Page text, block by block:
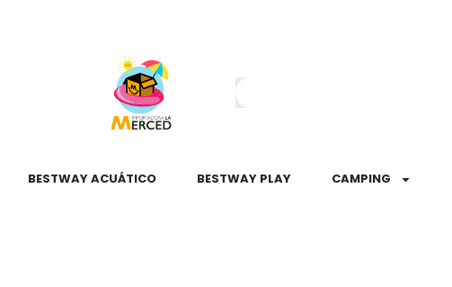
BESTWAY ACUÁTICO BESTWAY PLAY CAMPING